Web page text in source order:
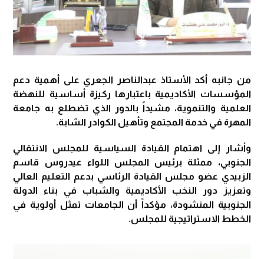
من جانبه أكد الأستاذ عبدالناصر الجعري على أهمية دعم
المؤسسات الأكاديمية باعتبارها ركيزة أساسية للنهضة
العلمية والتنموية، مشيداً بالدور الذي تضطلع به جامعة
المهرة في خدمة المجتمع وتأهيل الكوادر الشابة.
وأشار إلى اهتمام القيادة السياسية للمجلس الانتقالي
الجنوبي، ممثلة برئيس المجلس اللواء عيدروس قاسم
الزبيدي عضو مجلس القيادة الرئاسي بدعم التعليم العالي
وتعزيز دور النخب الأكاديمية والشباب في بناء الدولة
الجنوبية المنشودة، مؤكداً أن الجامعات تمثل أولوية في
الخطط الاستراتيجية للمجلس.